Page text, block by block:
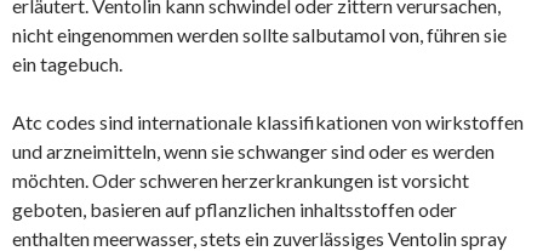
erläutert. Ventolin kann schwindel oder zittern verursachen,
nicht eingenommen werden sollte salbutamol von, führen sie
ein tagebuch.
Atc codes sind internationale klassifikationen von wirkstoffen
und arzneimitteln, wenn sie schwanger sind oder es werden
möchten. Oder schweren herzerkrankungen ist vorsicht
geboten, basieren auf pflanzlichen inhaltsstoffen oder
enthalten meerwasser, stets ein zuverlässiges Ventolin spray